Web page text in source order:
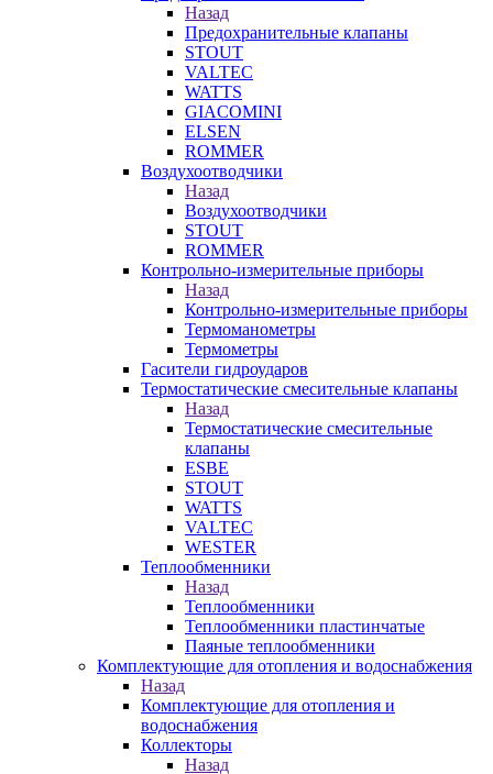
Назад
Предохранительные клапаны
STOUT
VALTEC
WATTS
GIACOMINI
ELSEN
ROMMER
Воздухоотводчики
Назад
Воздухоотводчики
STOUT
ROMMER
Контрольно-измерительные приборы
Назад
Контрольно-измерительные приборы
Термоманометры
Термометры
Гасители гидроударов
Термостатические смесительные клапаны
Назад
Термостатические смесительные
клапаны
ESBE
STOUT
WATTS
VALTEC
WESTER
Теплообменники
Назад
Теплообменники
Теплообменники пластинчатые
Паяные теплообменники
Комплектующие для отопления и водоснабжения
Назад
Комплектующие для отопления и
водоснабжения
Коллекторы
Назад